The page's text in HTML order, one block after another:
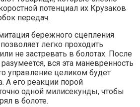
потенциал их Крузаков
передач.
бережного сцепления
легко проходить
не застревать в болотах. После
вся эта маневренность
управление целиком будет
А его реакции порой
одной милисекунды, чтобы
в болоте.